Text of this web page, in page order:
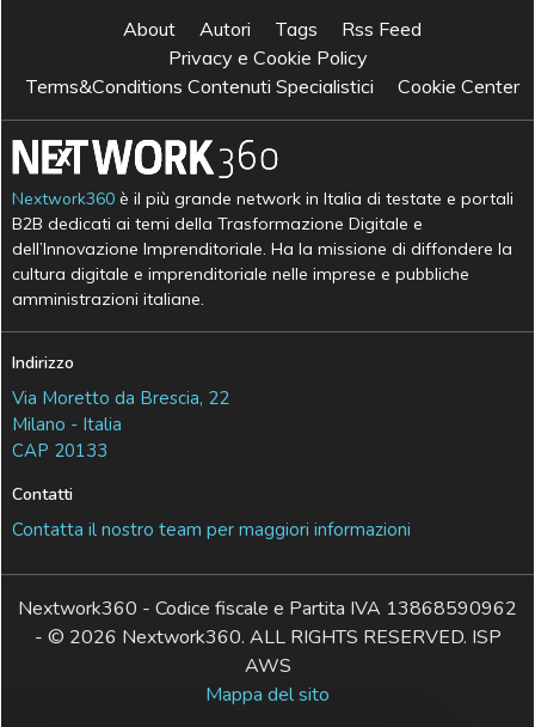
About Autori Tags
Rss Feed
Privacy e Cookie Policy
Terms&Conditions Contenuti Specialistici
Cookie Center
Nextwork360 è il più grande network in Italia di testate e portali
B2B dedicati ai temi della Trasformazione Digitale e
dell’Innovazione Imprenditoriale. Ha la missione di diffondere la
cultura digitale e imprenditoriale nelle imprese e pubbliche
amministrazioni italiane.
Indirizzo
Via Moretto da Brescia, 22
Milano - Italia
CAP 20133
Contatti
Contatta il nostro team per maggiori informazioni
Nextwork360 - Codice fiscale e Partita IVA 13868590962
- © 2026 Nextwork360. ALL RIGHTS RESERVED. ISP
AWS
Mappa del sito